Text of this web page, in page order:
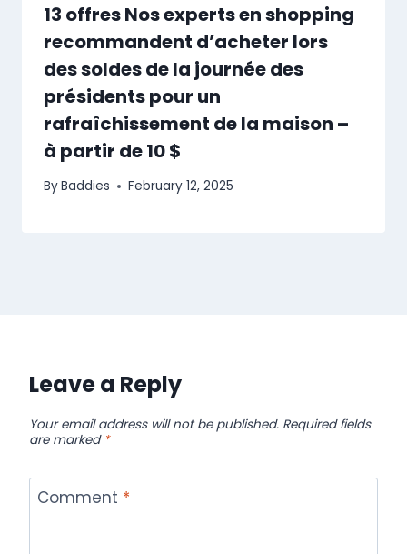
13 offres Nos experts en shopping
recommandent d’acheter lors
des soldes de la journée des
présidents pour un
rafraîchissement de la maison –
à partir de 10 $
ByBaddies February 12, 2025
Leave a Reply
Your email address will not be published. Required fields
are marked *
Comment *